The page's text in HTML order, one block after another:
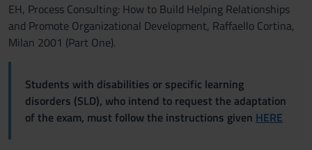
EH, Process Consulting: How to Build Helping Relationships
and Promote Organizational Development, Raffaello Cortina,
Milan 2001 (Part One).
Students with disabilities or specific learning
disorders (SLD), who intend to request the adaptation
of the exam, must follow the instructions given HERE